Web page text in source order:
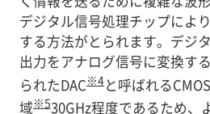
デジタル信号処理チップによ
する方法がとられます。デジ
出力をアナログ信号に変換す
られたDAC※4と呼ばれる
域※530GHz程度であるため、